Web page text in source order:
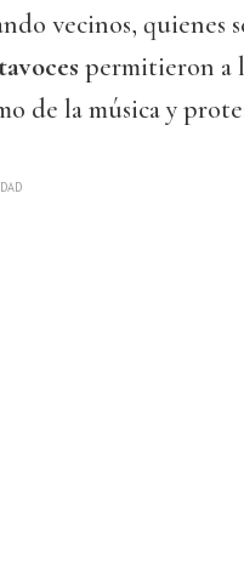
vecinos, quienes
permitieron a
de la música y